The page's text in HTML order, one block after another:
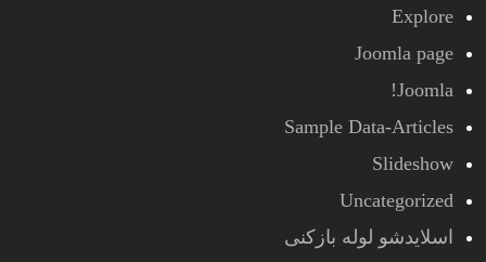
Explore
Joomla page
Joomla!
Sample Data-Articles
Slideshow
Uncategorized
اسلایدشو لوله بازکنی